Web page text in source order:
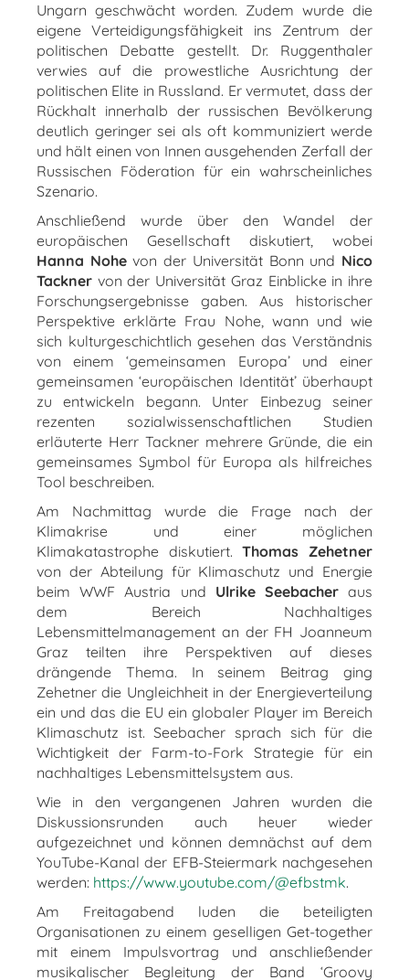
Ungarn geschwächt worden. Zudem wurde die
eigene Verteidigungsfähigkeit ins Zentrum der
politischen Debatte gestellt. Dr. Ruggenthaler
verwies auf die prowestliche Ausrichtung der
politischen Elite in Russland. Er vermutet, dass der
Rückhalt innerhalb der russischen Bevölkerung
deutlich geringer sei als oft kommuniziert werde
und hält einen von Innen ausgehenden Zerfall der
Russischen Föderation für ein wahrscheinliches
Szenario.
Anschließend wurde über den Wandel der
europäischen Gesellschaft diskutiert, wobei
Hanna Nohevon der Universität Bonn und Nico
Tackner von der Universität Graz Einblicke in ihre
Forschungsergebnisse gaben. Aus historischer
Perspektive erklärte Frau Nohe, wann und wie
sich kulturgeschichtlich gesehen das Verständnis
von einem ‘gemeinsamen Europa’ und einer
gemeinsamen ‘europäischen Identität’ überhaupt
zu entwickeln begann. Unter Einbezug seiner
rezenten sozialwissenschaftlichen Studien
erläuterte Herr Tackner mehrere Gründe, die ein
gemeinsames Symbol für Europa als hilfreiches
Tool beschreiben.
Am Nachmittag wurde die Frage nach der
Klimakrise und einer möglichen
Klimakatastrophe diskutiert.Thomas Zehetner
von der Abteilung für Klimaschutz und Energie
beim WWF Austria und Ulrike Seebacheraus
dem Bereich Nachhaltiges
Lebensmittelmanagement an der FH Joanneum
Graz teilten ihre Perspektiven auf dieses
drängende Thema. In seinem Beitrag ging
Zehetner die Ungleichheit in der Energieverteilung
ein und das die EU ein globaler Player im Bereich
Klimaschutz ist. Seebacher sprach sich für die
Wichtigkeit der Farm-to-Fork Strategie für ein
nachhaltiges Lebensmittelsystem aus.
Wie in den vergangenen Jahren wurden die
Diskussionsrunden auch heuer wieder
aufgezeichnet und können demnächst auf dem
YouTube-Kanal der EFB-Steiermark nachgesehen
werden: https://www.youtube.com/@efbstmk.
Am Freitagabend luden die beteiligten
Organisationen zu einem geselligen Get-together
mit einem Impulsvortrag und anschließender
musikalischer Begleitung der Band ‘Groovy